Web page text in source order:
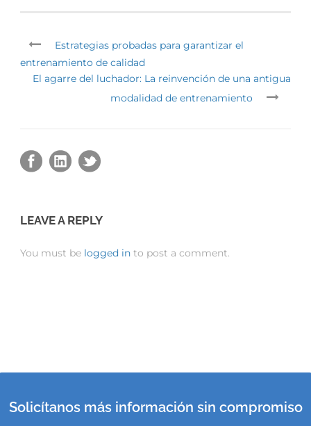
Estrategias probadas para garantizar el
entrenamiento de calidad
El agarre del luchador: La reinvención de una antigua
modalidad de entrenamiento
LEAVE A REPLY
You must be logged in to post a comment.
Solicítanos más información sin compromiso